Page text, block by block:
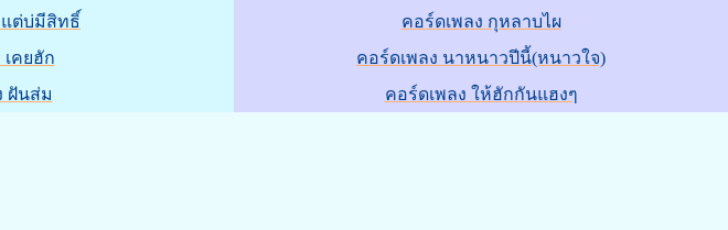
แต่บ่มีสิทธิ์
เคยฮัก
ฝันส่ม
คอร์ดเพลง กุหลาบไผ
คอร์ดเพลง นาหนาวปีนี้(หนาวใจ)
คอร์ดเพลง ให้ฮักกันแฮงๆ